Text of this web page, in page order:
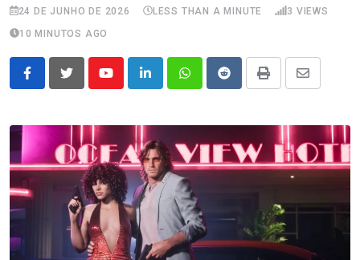
24 DE JUNHO DE 2026 LESS THAN A MINUTE 3 VIEWS
10 MINUTOS AGO
YoutubeLinkedInWhatsappRedditPrint
Share
Email